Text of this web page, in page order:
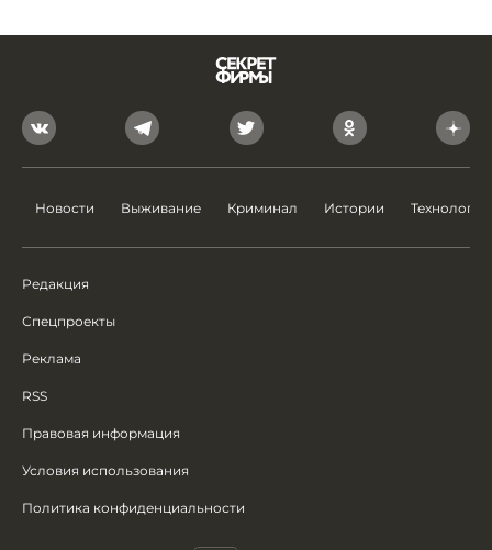
Новости Выживание Криминал Истории Технологии
Редакция
Спецпроекты
Реклама
RSS
Правовая информация
Условия использования
Политика конфиденциальности